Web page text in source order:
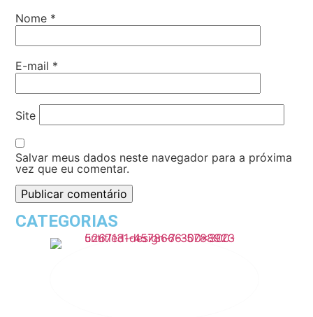
Nome *
E-mail *
Site
Salvar meus dados neste navegador para a próxima
vez que eu comentar.
CATEGORIAS